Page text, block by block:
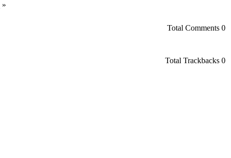
»
Total Comments 0
Total Trackbacks 0